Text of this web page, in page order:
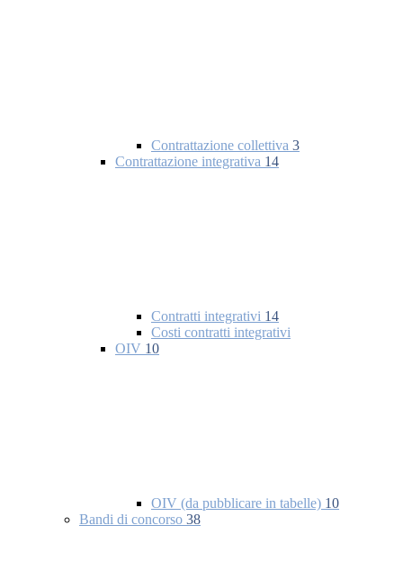
Contrattazione collettiva 3
Contrattazione integrativa 14
Contratti integrativi 14
Costi contratti integrativi
OIV 10
OIV (da pubblicare in tabelle) 10
Bandi di concorso 38